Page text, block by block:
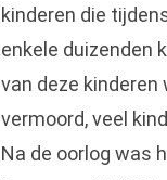
kinderen die
enkele duizenden
van deze
vermoord, veel
Na de oorlog was